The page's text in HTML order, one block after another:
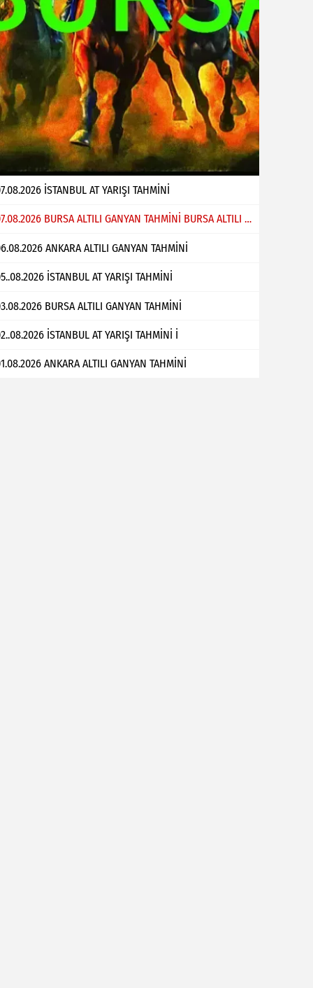
İSTANBUL AT YARIŞI TAHMİNİ
07.08.2026 BURSA ALTILI GANYAN TAHMİNİ BURSA ALTILI GANYAN TAHMİNİ Bülent Çabuk
ANKARA ALTILI GANYAN TAHMİNİ
İSTANBUL AT YARIŞI TAHMİNİ
BURSA ALTILI GANYAN TAHMİNİ
İSTANBUL AT YARIŞI TAHMİNİ İ
ANKARA ALTILI GANYAN TAHMİNİ